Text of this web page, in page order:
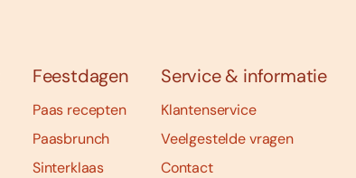
Feestdagen
Paas recepten
Paasbrunch
Sinterklaas
Service & informatie
Klantenservice
Veelgestelde vragen
Contact